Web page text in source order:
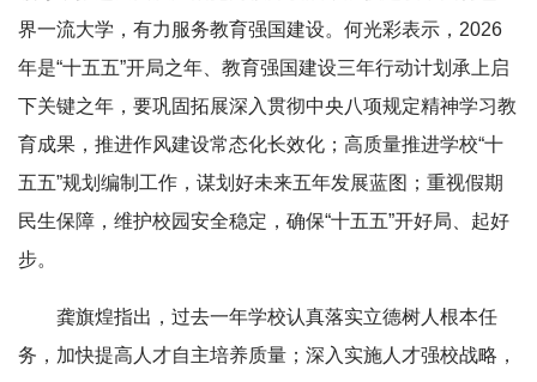
界一流大学，有力服务教育强国建设。何光彩表示，2026
年是“十五五”开局之年、教育强国建设三年行动计划承上启
下关键之年，要巩固拓展深入贯彻中央八项规定精神学习教
育成果，推进作风建设常态化长效化；高质量推进学校“十
五五”规划编制工作，谋划好未来五年发展蓝图；重视假期
民生保障，维护校园安全稳定，确保“十五五”开好局、起好
步。
龚旗煌指出，过去一年学校认真落实立德树人根本任
务，加快提高人才自主培养质量；深入实施人才强校战略，